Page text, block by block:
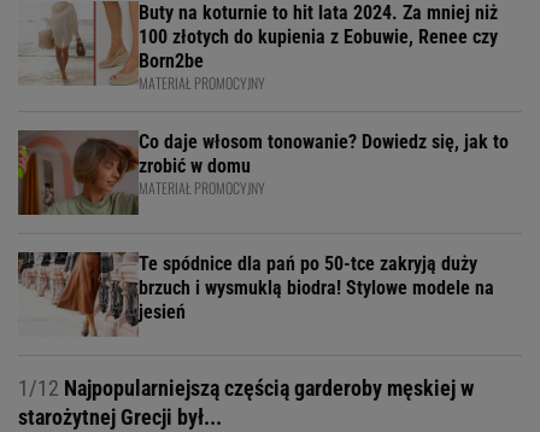
Buty na koturnie to hit lata 2024. Za mniej niż
100 złotych do kupienia z Eobuwie, Renee czy
Born2be
MATERIAŁ PROMOCYJNY
Co daje włosom tonowanie? Dowiedz się, jak to
zrobić w domu
MATERIAŁ PROMOCYJNY
Te spódnice dla pań po 50-tce zakryją duży
brzuch i wysmuklą biodra! Stylowe modele na
jesień
1/12 Najpopularniejszą częścią garderoby męskiej w
starożytnej Grecji był...